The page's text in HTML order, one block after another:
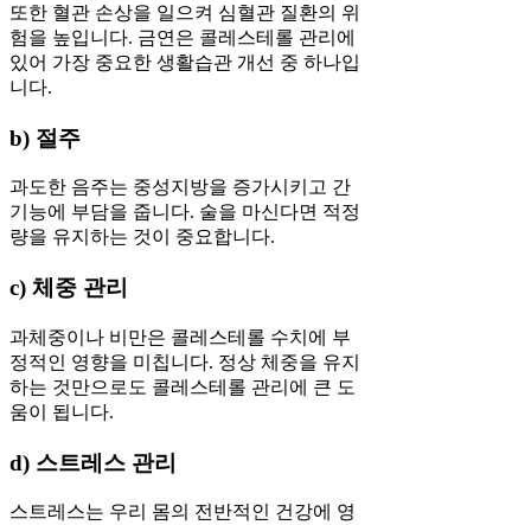
또한 혈관 손상을 일으켜 심혈관 질환의 위
험을 높입니다. 금연은 콜레스테롤 관리에
있어 가장 중요한 생활습관 개선 중 하나입
니다.
b) 절주
과도한 음주는 중성지방을 증가시키고 간
기능에 부담을 줍니다. 술을 마신다면 적정
량을 유지하는 것이 중요합니다.
c) 체중 관리
과체중이나 비만은 콜레스테롤 수치에 부
정적인 영향을 미칩니다. 정상 체중을 유지
하는 것만으로도 콜레스테롤 관리에 큰 도
움이 됩니다.
d) 스트레스 관리
스트레스는 우리 몸의 전반적인 건강에 영